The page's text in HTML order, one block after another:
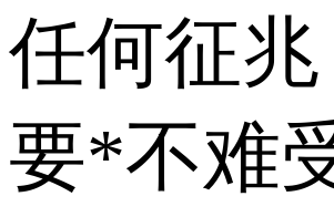
任何征兆
要*不难